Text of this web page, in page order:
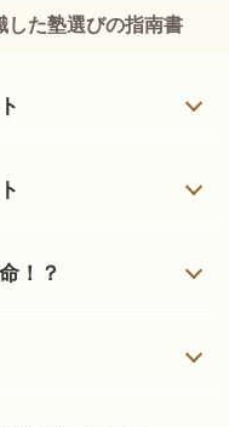
した塾選びの指南書
！？